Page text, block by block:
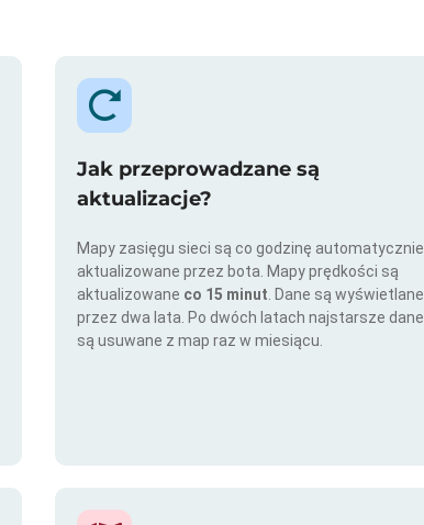
Jak przeprowadzane są
aktualizacje?
Mapy zasięgu sieci są co godzinę automatycznie
aktualizowane przez bota. Mapy prędkości są
aktualizowane co 15 minut . Dane są wyświetlane
przez dwa lata. Po dwóch latach najstarsze dane
są usuwane z map raz w miesiącu.